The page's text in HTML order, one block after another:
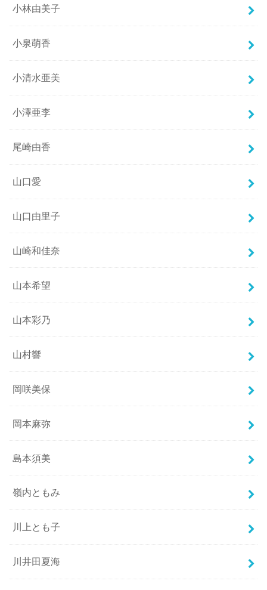
小林由美子
小泉萌香
小清水亜美
小澤亜李
尾崎由香
山口愛
山口由里子
山崎和佳奈
山本希望
山本彩乃
山村響
岡咲美保
岡本麻弥
島本須美
嶺内ともみ
川上とも子
川井田夏海